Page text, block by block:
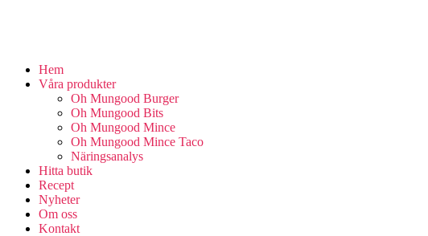
Hem
Våra produkter
Oh Mungood Burger
Oh Mungood Bits
Oh Mungood Mince
Oh Mungood Mince Taco
Näringsanalys
Hitta butik
Recept
Nyheter
Om oss
Kontakt